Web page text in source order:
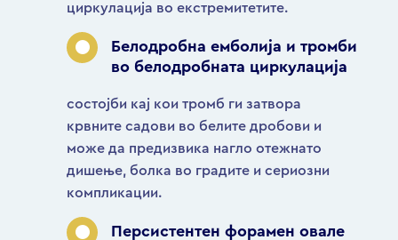
циркулација во екстремитетите.
Белодробна емболија и тромби
во белодробната циркулација
состојби кај кои тромб ги затвора
крвните садови во белите дробови и
може да предизвика нагло отежнато
дишење, болка во градите и сериозни
компликации.
Персистентен форамен овале